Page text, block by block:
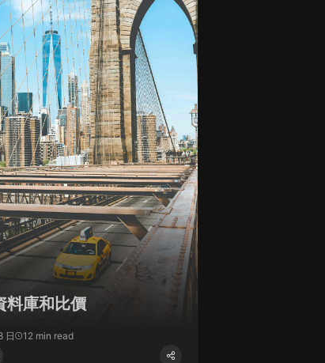
料庫和比價
日
12 min read